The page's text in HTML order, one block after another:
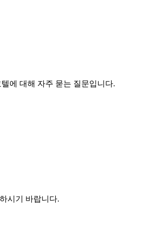
에 대해 자주 묻는 질문입니다.
시기 바랍니다.